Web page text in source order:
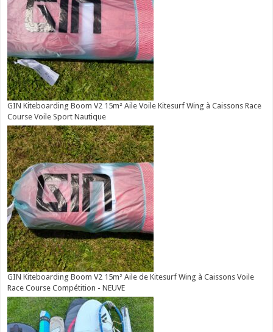
GIN Kiteboarding Boom V2 15m² Aile Voile Kitesurf Wing à Caissons Race
Course Voile Sport Nautique
GIN Kiteboarding Boom V2 15m² Aile de Kitesurf Wing à Caissons Voile
Race Course Compétition - NEUVE